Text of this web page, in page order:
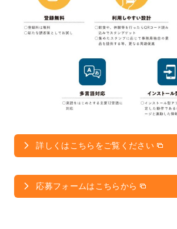
詳しくはこちらをご覧ください
応募フォームはこちらから